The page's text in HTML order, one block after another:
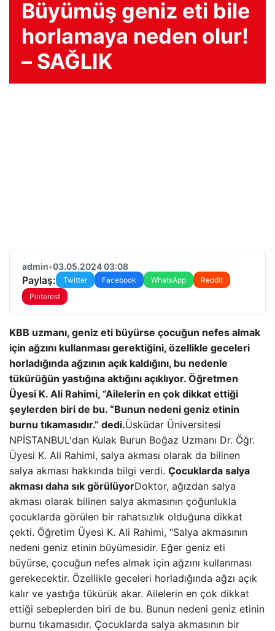
Büyümüş geniz eti bile
horlamaya neden olur!
– SAĞLIK
admin•03.05.2024 03:08
Paylaş: Twitter Facebook WhatsApp
Reddit
Pinterest
KBB uzmanı, geniz eti büyürse çocuğun nefes almak
için ağzını kullanması gerektiğini, özellikle geceleri
horladığında ağzının açık kaldığını, bu nedenle
tükürüğün yastığına aktığını açıklıyor. Öğretmen
Üyesi K. Ali Rahimi, “Ailelerin en çok dikkat ettiği
şeylerden biri de bu. “Bunun nedeni geniz etinin
burnu tıkamasıdır.” dedi.Üsküdar Üniversitesi
NPİSTANBUL'dan Kulak Burun Boğaz Uzmanı Dr. Öğr.
Üyesi K. Ali Rahimi, salya akması olarak da bilinen
salya akması hakkında bilgi verdi. Çocuklarda salya
akması daha sık görülüyorDoktor, ağızdan salya
akması olarak bilinen salya akmasının çoğunlukla
çocuklarda görülen bir rahatsızlık olduğuna dikkat
çekti. Öğretim Üyesi K. Ali Rahimi, “Salya akmasının
nedeni geniz etinin büyümesidir. Eğer geniz eti
büyürse, çocuğun nefes almak için ağzını kullanması
gerekecektir. Özellikle geceleri horladığında ağzı açık
kalır ve yastığa tükürük akar. Ailelerin en çok dikkat
ettiği sebeplerden biri de bu. Bunun nedeni geniz etinin
burnu tıkamasıdır. Çocuklarda salya akmasının bir